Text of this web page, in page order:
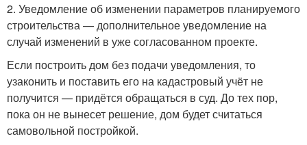
2. Уведомление об изменении параметров планируемого
строительства — дополнительное уведомление на
случай изменений в уже согласованном проекте.
Если построить дом без подачи уведомления, то
узаконить и поставить его на кадастровый учёт не
получится — придётся обращаться в суд. До тех пор,
пока он не вынесет решение, дом будет считаться
самовольной постройкой.